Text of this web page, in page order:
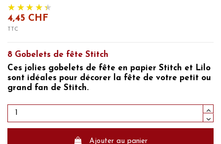
4,45 CHF
TTC
8 Gobelets de fête Stitch
Ces jolies gobelets de fête en papier Stitch et Lilo
sont idéales pour décorer la fête de votre petit ou
grand fan de Stitch.
Ajouter au panier